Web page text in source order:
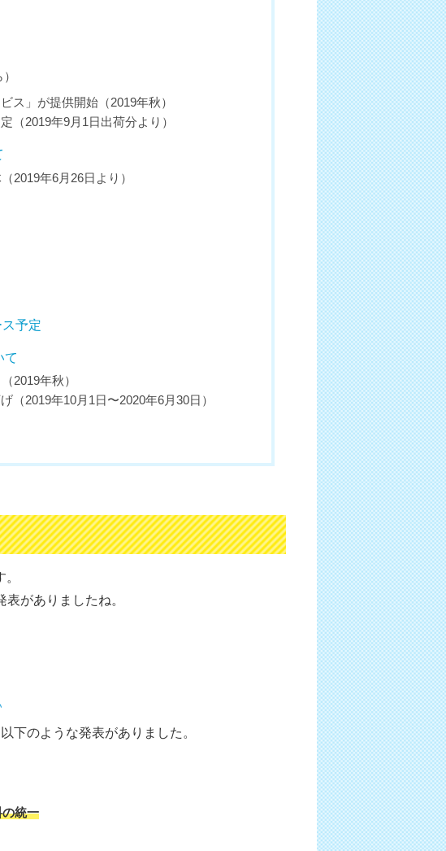
ス」が提供開始（2019年秋）
（2019年9月1日出荷分より）
2019年6月26日より）
予定
て
2019年秋）
（2019年10月1日〜2020年6月30日）
がありましたね。
下のような発表がありました。
統一